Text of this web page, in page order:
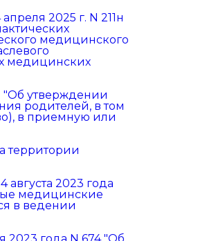
2025 г. N 211н
медицинского
медицинских
"Об утверждении
родителей, в том
в приемную или
территории
2023 года
медицинские
в ведении